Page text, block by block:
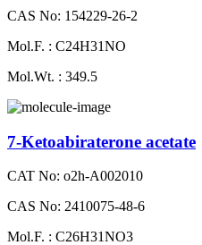
CAS No: 154229-26-2
Mol.F. : C24H31NO
Mol.Wt. : 349.5
7-Ketoabiraterone acetate
CAT No: o2h-A002010
CAS No: 2410075-48-6
Mol.F. : C26H31NO3